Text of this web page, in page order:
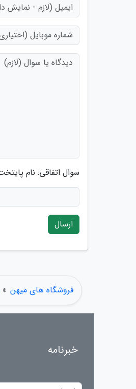
سوال اتفاقی: نام
ارسال
فروشگاه های میهن »
خبرنامه